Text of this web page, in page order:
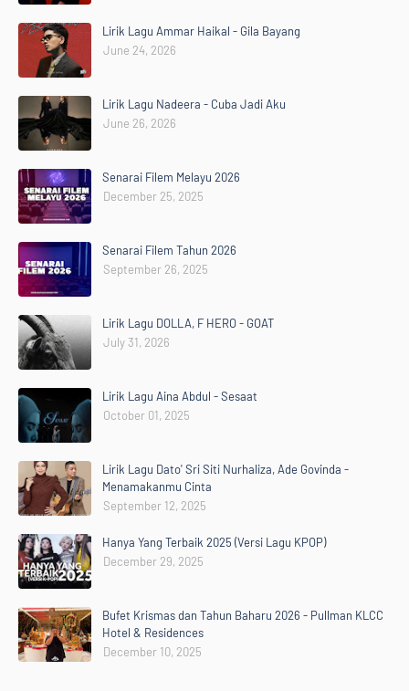
Lirik Lagu Ammar Haikal - Gila Bayang
June 24, 2026
Lirik Lagu Nadeera - Cuba Jadi Aku
June 26, 2026
Senarai Filem Melayu 2026
December 25, 2025
Senarai Filem Tahun 2026
September 26, 2025
Lirik Lagu DOLLA, F HERO - GOAT
July 31, 2026
Lirik Lagu Aina Abdul - Sesaat
October 01, 2025
Lirik Lagu Dato' Sri Siti Nurhaliza, Ade Govinda -
Menamakanmu Cinta
September 12, 2025
Hanya Yang Terbaik 2025 (Versi Lagu KPOP)
December 29, 2025
Bufet Krismas dan Tahun Baharu 2026 - Pullman KLCC
Hotel & Residences
December 10, 2025